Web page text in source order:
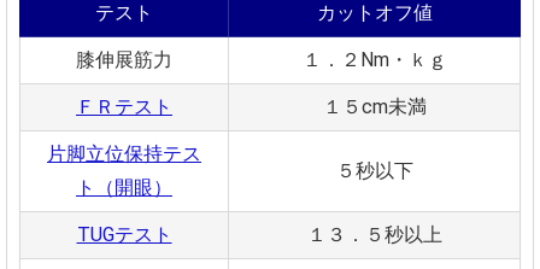
テスト カットオフ値
膝伸展筋力 １．２Nm・ｋｇ
ＦＲテスト １５cm未満
片脚立位保持テス
ト（開眼）
５秒以下
TUGテスト １３．５秒以上